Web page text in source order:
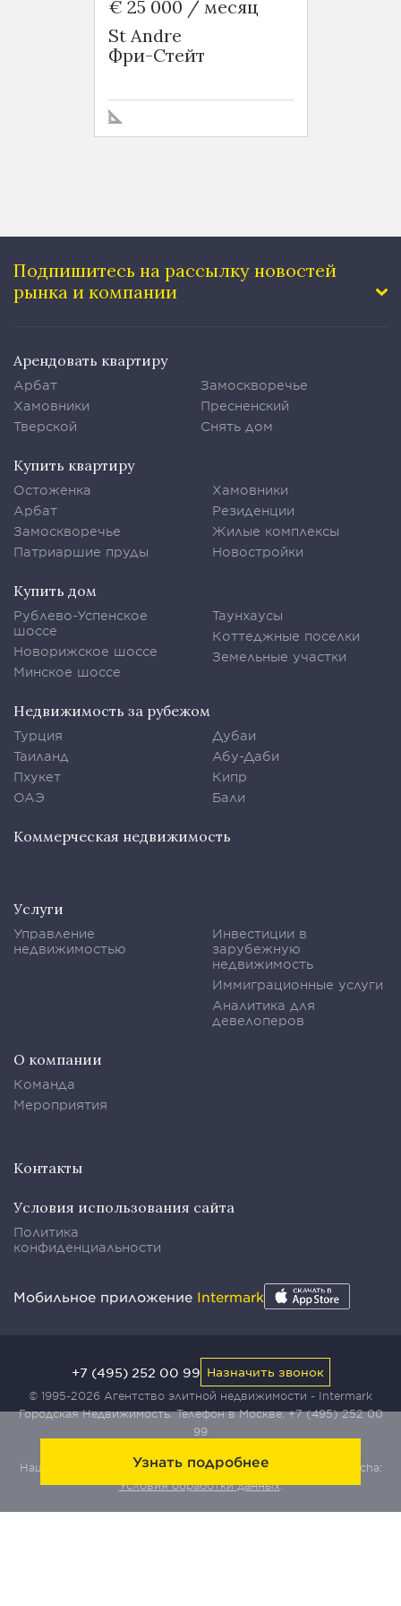
Узнать подробнее
€ 25 000 / месяц
St Andre
Фри-Стейт
Подпишитесь на рассылку новостей
рынка и компании
Арендовать квартиру
Арбат
Хамовники
Тверской
Замоскворечье
Пресненский
Снять дом
Купить квартиру
Остоженка
Арбат
Замоскворечье
Патриаршие пруды
Хамовники
Резиденции
Жилые комплексы
Новостройки
Купить дом
Рублево-Успенское
шоссе
Новорижское шоссе
Минское шоссе
Таунхаусы
Коттеджные поселки
Земельные участки
Недвижимость за рубежом
Турция
Таиланд
Пхукет
ОАЭ
Дубаи
Абу-Даби
Кипр
Бали
Коммерческая недвижимость
Услуги
Управление
недвижимостью
Инвестиции в
зарубежную
недвижимость
Иммиграционные услуги
Аналитика для
девелоперов
О компании
Команда
Мероприятия
Контакты
Условия использования сайта
Политика
конфиденциальности
Мобильное приложение Intermark
© 1995-2026 Агентство элитной недвижимости - Intermark
Городская Недвижимость. Телефон в Москве:+7 (495) 252 00
99
Наш сайт защищен с помощью сервиса Yandex SmartCaptcha:
Условия обработки данных.
+7 (495) 252 00 99 Назначить звонок